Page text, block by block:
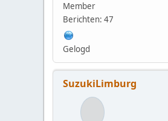
Member
Berichten: 47
Gelogd
SuzukiLimburg